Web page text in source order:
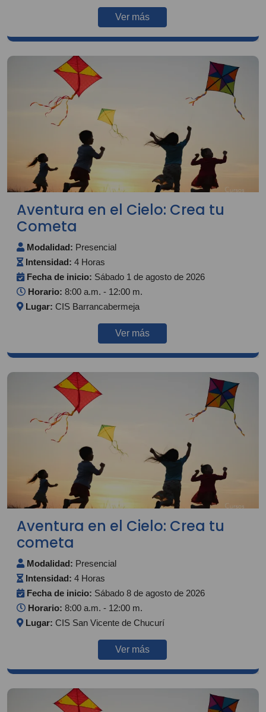
Ver más
Aventura en el Cielo: Crea tu
Cometa
Modalidad: Presencial
Intensidad: 4 Horas
Fecha de inicio: Sábado 1 de agosto de 2026
Horario: 8:00 a.m. - 12:00 m.
Lugar: CIS Barrancabermeja
Ver más
Aventura en el Cielo: Crea tu
cometa
Modalidad: Presencial
Intensidad: 4 Horas
Fecha de inicio: Sábado 8 de agosto de 2026
Horario: 8:00 a.m. - 12:00 m.
Lugar: CIS San Vicente de Chucurí
Ver más